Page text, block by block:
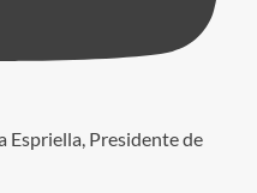
Espriella, Presidente de